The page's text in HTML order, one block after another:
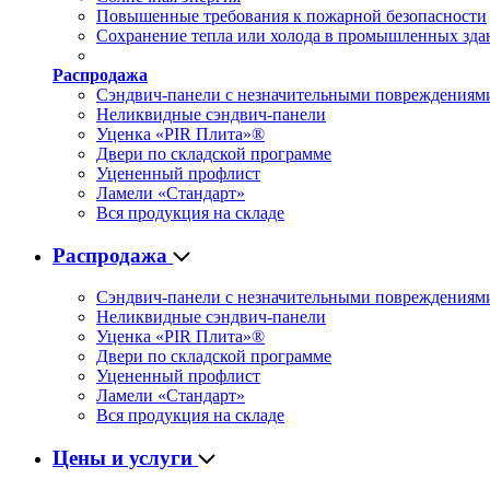
Повышенные требования к пожарной безопасности
Сохранение тепла или холода в промышленных
Распродажа
Сэндвич-панели с незначительными
Неликвидные сэндвич-панели
Уценка «PIR Плита»®
Двери по складской программе
Уцененный профлист
Ламели «Стандарт»
Вся продукция на складе
Распродажа
Сэндвич-панели с незначительными
Неликвидные сэндвич-панели
Уценка «PIR Плита»®
Двери по складской программе
Уцененный профлист
Ламели «Стандарт»
Вся продукция на складе
Цены и услуги